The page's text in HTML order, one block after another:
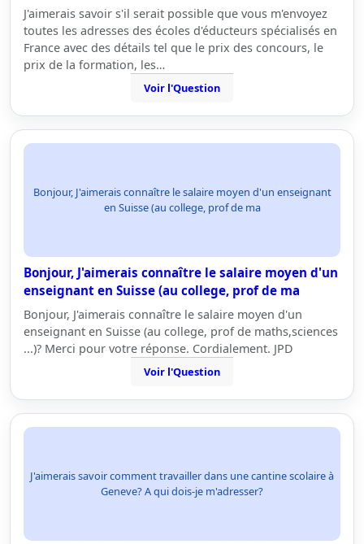
J'aimerais savoir s'il serait possible que vous m'envoyez
toutes les adresses des écoles d'éducteurs spécialisés en
France avec des détails tel que le prix des concours, le
prix de la formation, les…
Voir l'Question
Bonjour, J'aimerais connaître le salaire moyen d'un enseignant
en Suisse (au college, prof de ma
Bonjour, J'aimerais connaître le salaire moyen d'un
enseignant en Suisse (au college, prof de ma
Bonjour, J'aimerais connaître le salaire moyen d'un
enseignant en Suisse (au college, prof de maths,sciences
...)? Merci pour votre réponse. Cordialement. JPD
Voir l'Question
J'aimerais savoir comment travailler dans une cantine scolaire à
Geneve? A qui dois-je m'adresser?